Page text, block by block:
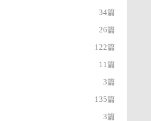
34篇
26篇
122篇
11篇
3篇
135篇
3篇